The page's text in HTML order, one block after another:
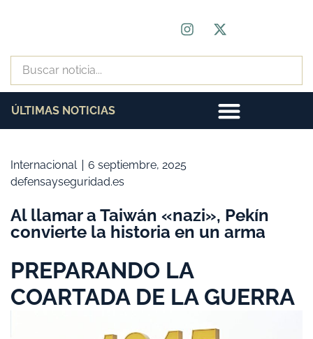
ÚLTIMAS NOTICIAS
Internacional
6 septiembre, 2025
defensayseguridad.es
Al llamar a Taiwán «nazi», Pekín
convierte la historia en un arma
PREPARANDO LA
COARTADA DE LA GUERRA